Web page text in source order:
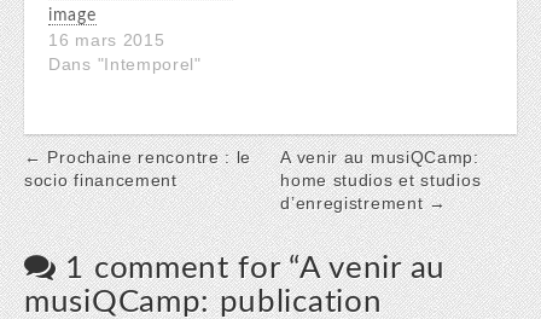
image
16 mars 2015
Dans "Intemporel"
Post
navigation
← Prochaine rencontre : le
socio financement
A venir au musiQCamp:
home studios et studios
d’enregistrement →
1 comment for “A venir au
musiQCamp: publication